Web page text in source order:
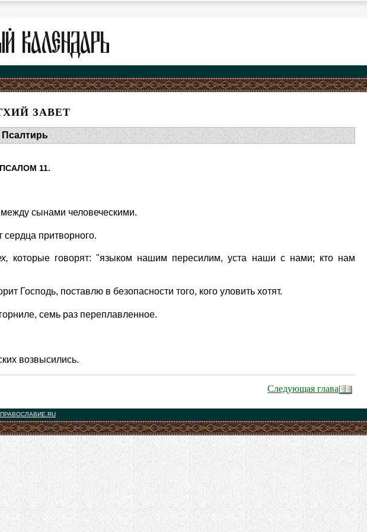
ЗАВЕТ
Псалтирь
ПСАЛОМ 11.
сынами человеческими.
притворного.
которые говорят: "языком нашим пересилим, уста наши с нами; кто нам
Господь, поставлю в безопасности того, кого уловить хотят.
семь раз переплавленное.
возвысились.
Следующая глава